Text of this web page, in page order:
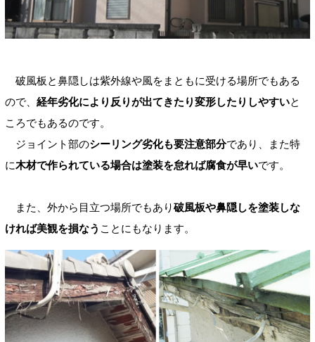
破風板と鼻隠しは紫外線や風をまともに受ける場所でもある
ので、 経年劣化により反りが出てきたり変形したりしやすいと
ころでもあるのです。
ジョイント部のシーリング劣化も要注意部分であり、また特
に木材で作られている場合は塗装を怠れば腐食が早いです。
また、外から目立つ場所でもあり破風板や鼻隠しを塗装しな
ければ美観を損なう ことにもなります。